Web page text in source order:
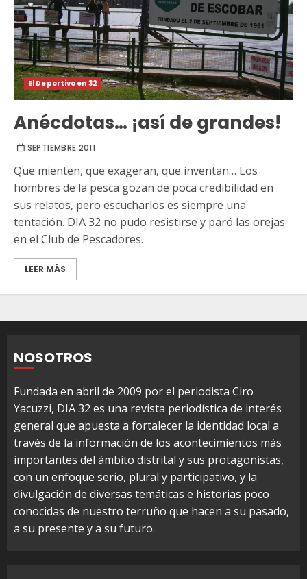
El Deportivo en 32
Anécdotas… ¡así de grandes!
SEPTIEMBRE 2011
Que mienten, que exageran, que inventan… Los
hombres de la pesca gozan de poca credibilidad en
sus relatos, pero escucharlos es siempre una
tentación. DIA 32 no pudo resistirse y paró las orejas
en el Club de Pescadores.
LEER MÁS
NOSOTROS
Fundada en abril de 2009 por el periodista Ciro
Yacuzzi, DIA 32 es una revista periodística de interés
general que apuesta a fortalecer la identidad local a
través de la información de los acontecimientos más
importantes del ámbito distrital y sus protagonistas,
con un enfoque serio, plural y participativo, y la
divulgación de diversas temáticas e historias poco
conocidas de nuestro terruño que hacen a su pasado,
a su presente y a su futuro.